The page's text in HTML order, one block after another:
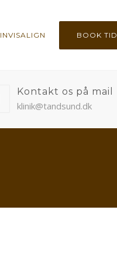
INVISALIGN BOOK TID
Kontakt os på mail
klinik@tandsund.dk